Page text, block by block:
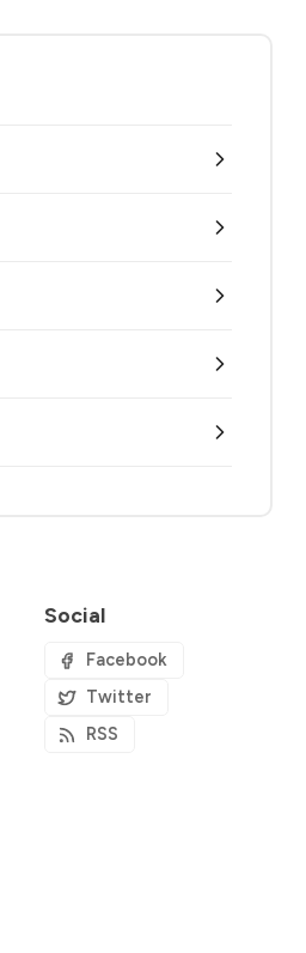
Social
Facebook
Twitter
RSS